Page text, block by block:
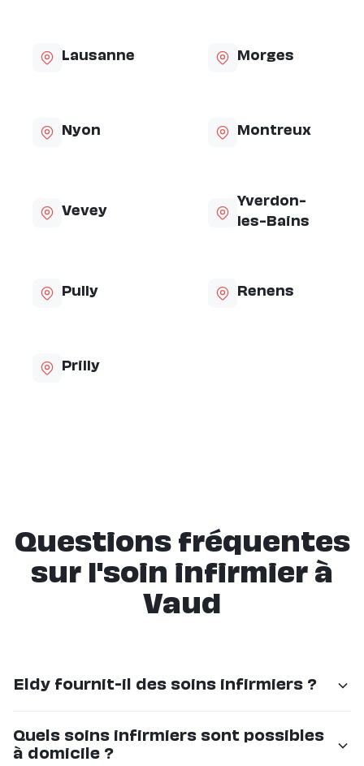
Lausanne Morges
Nyon Montreux
Vevey
Yverdon-
les-Bains
Pully Renens
Prilly
Questions fréquentes
sur l'soin infirmier à
Vaud
Eldy fournit-il des soins infirmiers ?
Les soins infirmiers à domicile en Suisse Romande
Quels soins infirmiers sont possibles
à domicile ?